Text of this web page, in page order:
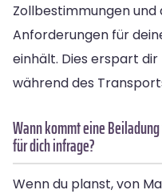
Zollbestimmungen
Anforderungen für
einhält. Dies erspart
während des
Wann kommt eine
für dich infrage?
Wenn du planst, von